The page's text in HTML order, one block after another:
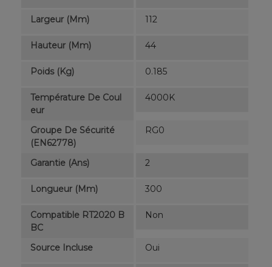
Largeur (mm) 112
Hauteur (mm) 44
Poids (kg) 0.185
Température De Coul
Eur
4000K
Groupe De Sécurité
(EN62778)
RG0
Garantie (ans) 2
Longueur (mm) 300
Compatible RT2020 B
BC
Non
Source Incluse Oui